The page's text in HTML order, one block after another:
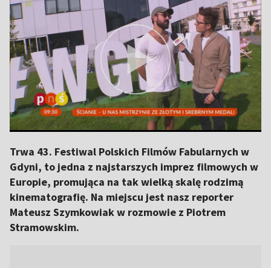
Trwa 43. Festiwal Polskich Filmów Fabularnych w
Gdyni, to jedna z najstarszych imprez filmowych w
Europie, promująca na tak wielką skalę rodzimą
kinematografię. Na miejscu jest nasz reporter
Mateusz Szymkowiak w rozmowie z Piotrem
Stramowskim.